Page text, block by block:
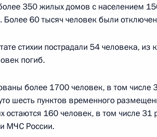
2019 года, 15:15
с членами Правительства
с членами Правительства
2019 года, 15:15
350 жилых домов с населением
Более 60 тысяч человек были
стихии пострадали 54 человека,
погиб.
более 1700 человек, в том числе
шесть пунктов временного
остаются 160 человек, в том числе
МЧС России.